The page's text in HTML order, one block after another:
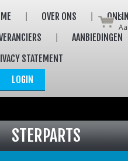
OVER ONS
AANBIEDINGEN
STATEMENT
LOGIN
STERPARTS